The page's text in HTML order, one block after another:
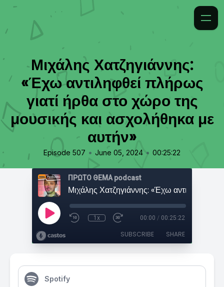
Μιχάλης Χατζηγιάννης:
«Έχω αντιληφθεί πλήρως
γιατί ήρθα στο χώρο της
μουσικής και ασχολήθηκα με
αυτήν»
Episode 507 • June 05, 2024 • 00:25:22
ΠΡΩΤΟ ΘΕΜΑ podcast
1x 00:00 / 00:25:22
SUBSCRIBE SHARE
Spotify